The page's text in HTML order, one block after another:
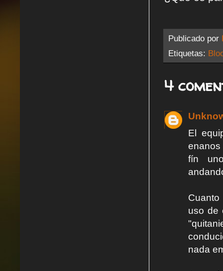
Publicado por
Etiquetas:
4
El
enanos
fín
uso de
nada